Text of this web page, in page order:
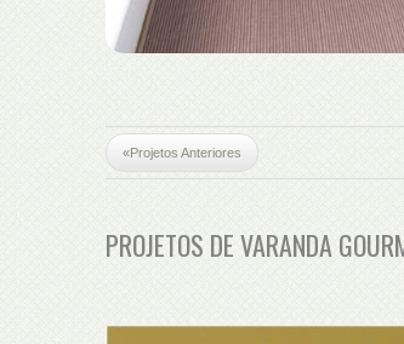
«Projetos Anteriores
PROJETOS DE VARANDA